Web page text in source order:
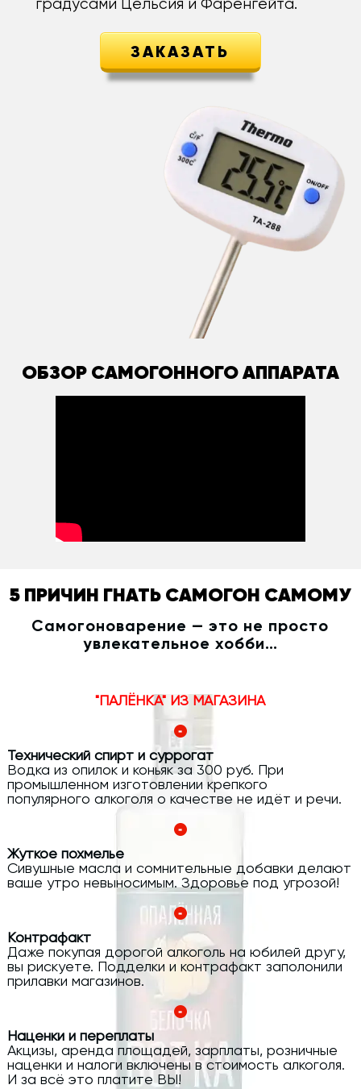
градусами Цельсия и Фаренгейта.
ЗАКАЗАТЬ
ОБЗОР САМОГОННОГО АППАРАТА
5 ПРИЧИН ГНАТЬ САМОГОН САМОМУ
Самогоноварение — это не просто
увлекательное хобби…
"ПАЛЁНКА" ИЗ МАГАЗИНА
Технический спирт и суррогат
Водка из опилок и коньяк за 300 руб. При
промышленном изготовлении крепкого
популярного алкоголя о качестве не идёт и речи.
Жуткое похмелье
Сивушные масла и сомнительные добавки делают
ваше утро невыносимым. Здоровье под угрозой!
Контрафакт
Даже покупая дорогой алкоголь на юбилей другу,
вы рискуете. Подделки и контрафакт заполонили
прилавки магазинов.
Наценки и переплаты
Акцизы, аренда площадей, зарплаты, розничные
наценки и налоги включены в стоимость алкоголя.
И за всё это платите ВЫ!